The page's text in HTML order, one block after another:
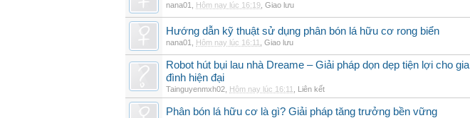
nana01 Hôm nay lúc 16:19 Giao lưu
Hướng dẫn kỹ thuật sử dụng phân bón lá hữu cơ rong biển
nana01 Hôm nay lúc 16:11 Giao lưu
Robot hút bụi lau nhà Dreame – Giải pháp dọn dẹp tiện lợi cho gia
đình hiện đại
Tainguyenmxh02 Hôm nay lúc 16:11 Liên kết
Phân bón lá hữu cơ là gì? Giải pháp tăng trưởng bền vững